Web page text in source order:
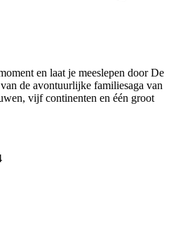
en laat je meeslepen door De
de avontuurlijke familiesaga van
vijf continenten en één groot